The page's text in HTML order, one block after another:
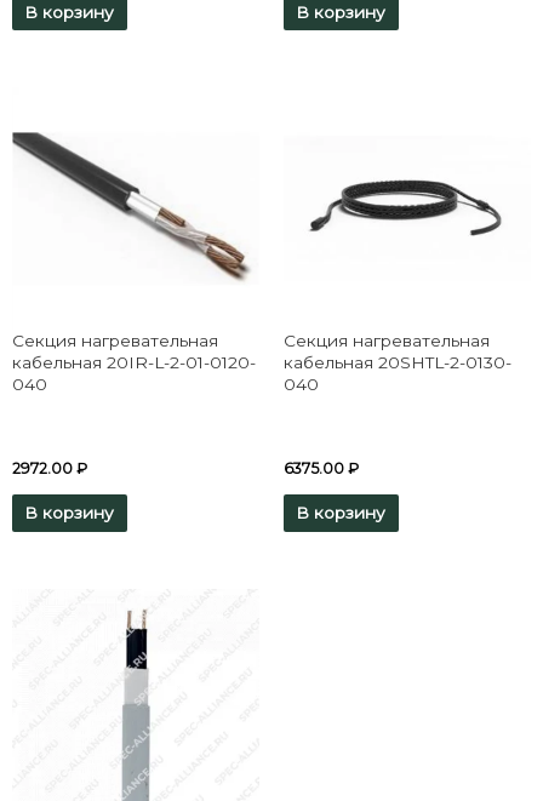
В корзину В корзину
Секция нагревательная
кабельная 20IR-L-2-01-0120-
040
2972.00 ₽
В корзину
Секция нагревательная
кабельная 20SHTL-2-0130-
040
6375.00 ₽
В корзину